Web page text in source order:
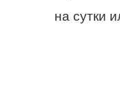
на сутки